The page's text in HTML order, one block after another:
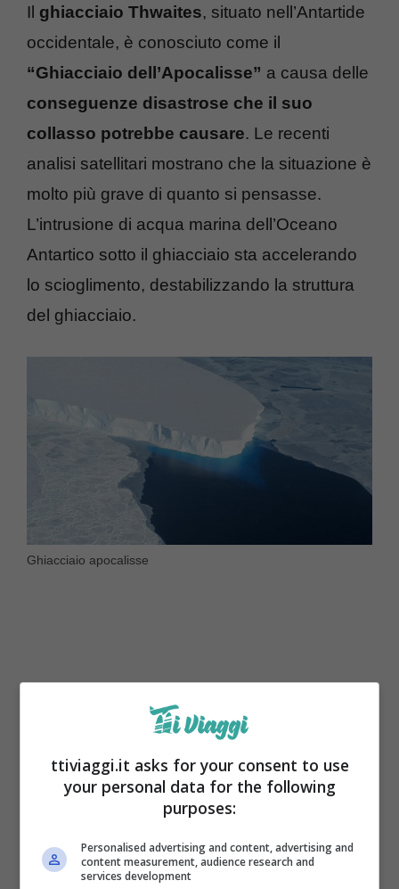
Il ghiacciaio Thwaites, situato nell’Antartide
occidentale, è conosciuto come il
“Ghiacciaio dell’Apocalisse” a causa delle
conseguenze disastrose che il suo
collasso potrebbe causare. Le recenti
analisi satellitari mostrano che la situazione è
molto più grave di quanto si pensasse.
L’intrusione di acqua marina dell’Oceano
Antartico sotto il ghiacciaio sta accelerando
lo scioglimento, destabilizzando la struttura
del ghiacciaio.
Ghiacciaio apocalisse
La presenza di acqua marina più calda sotto
il ghiacciaio accelera la fusione nei punti di
ttiviaggi.it asks for your consent to use
your personal data for the following
purposes:
Personalised advertising and content, advertising and
content measurement, audience research and
services development